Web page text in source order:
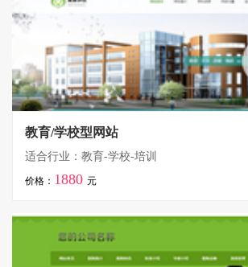
教育/学校型网站
适合行业：教育-学校-培训
价格： 1880 元